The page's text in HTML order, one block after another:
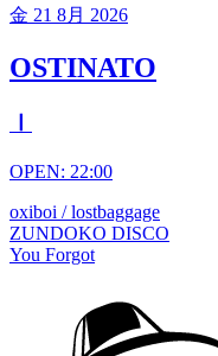
金 21 8月 2026
OSTINATO
OPEN: 22:00
oxiboi / lostbaggage
ZUNDOKO DISCO
You Forgot